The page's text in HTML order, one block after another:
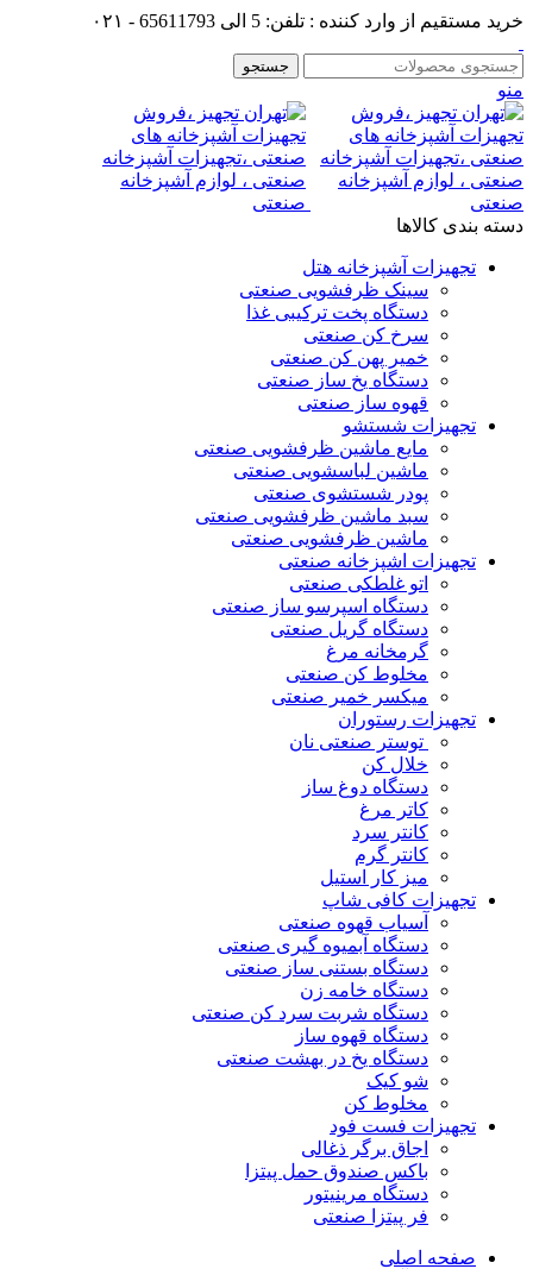
خرید مستقیم از وارد کننده : تلفن: 5 الی 65611793 - ۰۲۱
جستجو
منو
دسته بندی کالاها
تجهیزات آشپزخانه هتل
سینک ظرفشویی صنعتی
دستگاه پخت ترکیبی غذا
سرخ کن صنعتی
خمیر پهن کن صنعتی
دستگاه یخ ساز صنعتی
قهوه ساز صنعتی
تجهیزات شستشو
مایع ماشین ظرفشویی صنعتی
ماشین لباسشویی صنعتی
پودر شستشوی صنعتی
سبد ماشین ظرفشویی صنعتی
ماشین ظرفشویی صنعتی
تجهیزات اشپزخانه صنعتی
اتو غلطکی صنعتی
دستگاه اسپرسو ساز صنعتی
دستگاه گریل صنعتی
گرمخانه مرغ
مخلوط کن صنعتی
میکسر خمیر صنعتی
تجهیزات رستوران
توستر صنعتی نان
خلال کن
دستگاه دوغ ساز
کاتر مرغ
کانتر سرد
کانتر گرم
میز کار استیل
تجهیزات کافی شاپ
آسیاب قهوه صنعتی
دستگاه آبمیوه گیری صنعتی
دستگاه بستنی ساز صنعتی
دستگاه خامه زن
دستگاه شربت سرد کن صنعتی
دستگاه قهوه ساز
دستگاه یخ در بهشت صنعتی
شو کیک
مخلوط کن
تجهیزات فست فود
اجاق برگر ذغالی
باکس صندوق حمل پیتزا
دستگاه مرینیتور
فر پیتزا صنعتی
صفحه اصلی